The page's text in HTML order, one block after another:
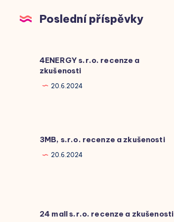
Poslední příspěvky
4ENERGY s.r.o. recenze a
zkušenosti
20.6.2024
3MB, s.r.o. recenze a zkušenosti
20.6.2024
24 mall s.r.o. recenze a zkušenosti